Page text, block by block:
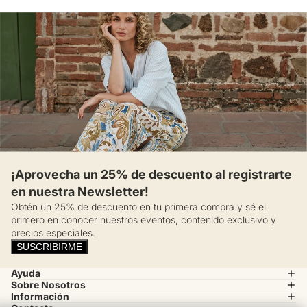
¡Aprovecha un 25% de descuento al registrarte
en nuestra Newsletter!
Obtén un 25% de descuento en tu primera compra y sé el
primero en conocer nuestros eventos, contenido exclusivo y
precios especiales.
SUSCRIBIRME
Ayuda
Sobre Nosotros
Información